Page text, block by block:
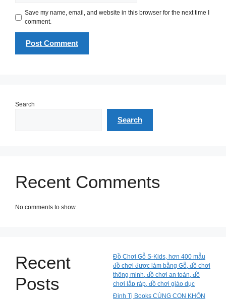
Save my name, email, and website in this browser for the next time I
comment.
Search
Search
Recent Comments
No comments to show.
Recent
Posts
Đồ Chơi Gỗ S-Kids, hơn 400 mẫu
đồ chơi được làm bằng Gỗ, đồ chơi
thông minh, đồ chơi an toàn, đồ
chơi lắp ráp, đồ chơi giáo dục
Đinh Tị Books CÙNG CON KHÔN